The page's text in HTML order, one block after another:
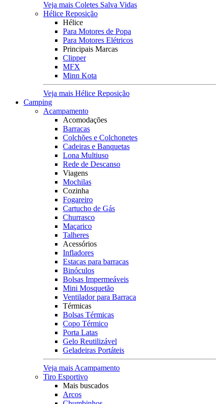
Veja mais Coletes Salva Vidas
Hélice Reposição
Hélice
Para Motores de Popa
Para Motores Elétricos
Principais Marcas
Clipper
MFX
Minn Kota
Veja mais Hélice Reposição
Camping
Acampamento
Acomodações
Barracas
Colchões e Colchonetes
Cadeiras e Banquetas
Lona Multiuso
Rede de Descanso
Viagens
Mochilas
Cozinha
Fogareiro
Cartucho de Gás
Churrasco
Maçarico
Talheres
Acessórios
Infladores
Estacas para barracas
Binóculos
Bolsas Impermeáveis
Mini Mosquetão
Ventilador para Barraca
Térmicas
Bolsas Térmicas
Copo Térmico
Porta Latas
Gelo Reutilizável
Geladeiras Portáteis
Veja mais Acampamento
Tiro Esportivo
Mais buscados
Arcos